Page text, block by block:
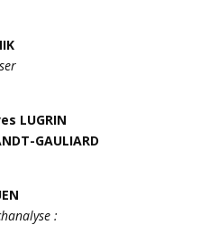
LUGRIN
GAULIARD
: